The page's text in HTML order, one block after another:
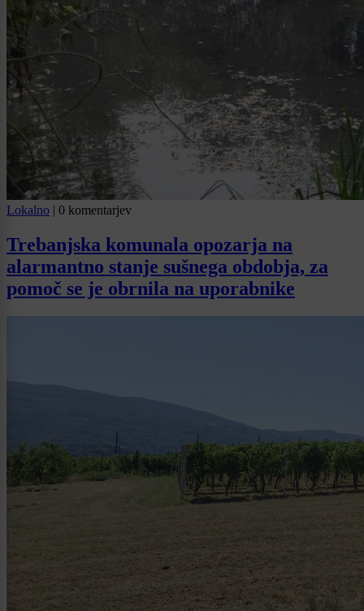
Lokalno | 0 komentarjev
Trebanjska komunala opozarja na
alarmantno stanje sušnega obdobja, za
pomoč se je obrnila na uporabnike